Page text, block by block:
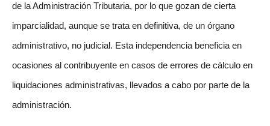
de la Administración Tributaria, por lo que gozan de cierta
imparcialidad, aunque se trata en definitiva, de un órgano
administrativo, no judicial. Esta independencia beneficia en
ocasiones al contribuyente en casos de errores de cálculo en
liquidaciones administrativas, llevados a cabo por parte de la
administración.